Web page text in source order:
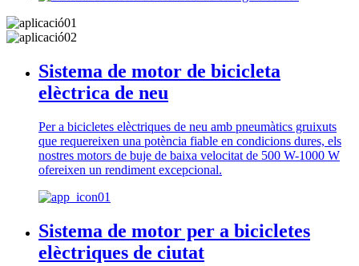
Sistema de motor de bicicleta
elèctrica de neu
Per a bicicletes elèctriques de neu amb pneumàtics gruixuts
que requereixen una potència fiable en condicions dures, els
nostres motors de buje de baixa velocitat de 500 W-1000 W
ofereixen un rendiment excepcional.
Sistema de motor per a bicicletes
elèctriques de ciutat